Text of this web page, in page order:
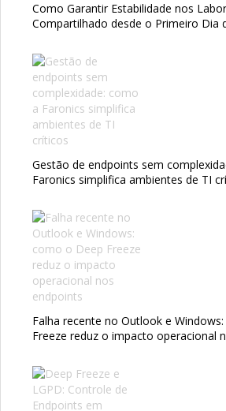
Como Garantir Estabilidade nos
Compartilhado desde o Primeiro Dia
Gestão de endpoints sem
Faronics simplifica ambientes de TI
Falha recente no Outlook e
Freeze reduz o impacto operacional